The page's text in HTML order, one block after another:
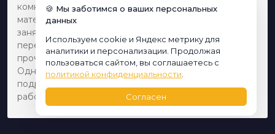
комнаты, сложность работ и качество выбранных
материалов. В среднем, базовый ремонт может
занять от 1 до 3 недель. Если же планируется полная
перепланировка с заменой сантехники, плитки и
прочих элементов, это может занять от 3 до 6 недель.
Однако для точного срока стоит обсудить проект с
подрядчиком, который сможет оценить все нюансы
работ.
🍪 Мы заботимся о ваших персональных
данных
Используем cookie и Яндекс метрику для
аналитики и персонализации. Продолжая
пользоваться сайтом, вы соглашаетесь с
политикой конфиденциальности
Согласен